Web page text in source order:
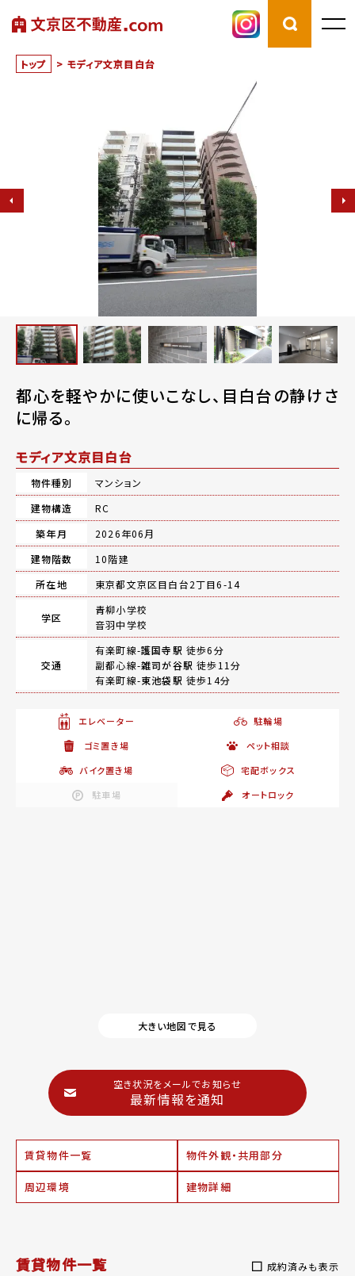
トップ > モディア文京目白台
都心を軽やかに使いこなし、目白台の静けさ
に帰る。
モディア文京目白台
物件種別
マンション
建物構造
RC
築年月
2026年06月
建物階数
10階建
所在地
東京都文京区目白台2丁目6-14
学区
青柳小学校
音羽中学校
交通
有楽町線-護国寺駅 徒歩6分
副都心線-雑司が谷駅 徒歩11分
有楽町線-東池袋駅 徒歩14分
エレベーター
駐輪場
ゴミ置き場
ペット相談
バイク置き場
宅配ボックス
駐車場
オートロック
大きい地図で見る
空き状況をメールでお知らせ
最新情報を通知
賃貸物件一覧 物件外観・共用部分
周辺環境 建物詳細
賃貸物件一覧 成約済みも表示